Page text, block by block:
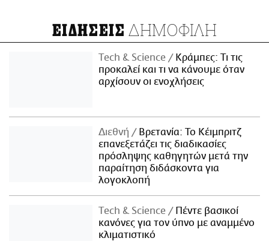
ΕΙΔΗΣΕΙΣ ΔΗΜΟΦΙΛΗ
Τech & Science
Κράμπες: Τι τις
προκαλεί και τι να κάνουμε όταν
αρχίσουν οι ενοχλήσεις
Διεθνή
Βρετανία: Το Κέιμπριτζ
επανεξετάζει τις διαδικασίες
πρόσληψης καθηγητών μετά την
παραίτηση διδάσκοντα για
λογοκλοπή
Τech & Science
Πέντε βασικοί
κανόνες για τον ύπνο με αναμμένο
κλιματιστικό